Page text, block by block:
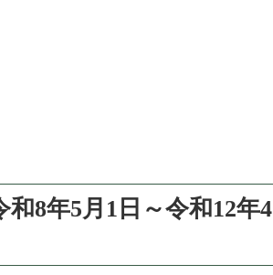
8年5月1日～令和12年4